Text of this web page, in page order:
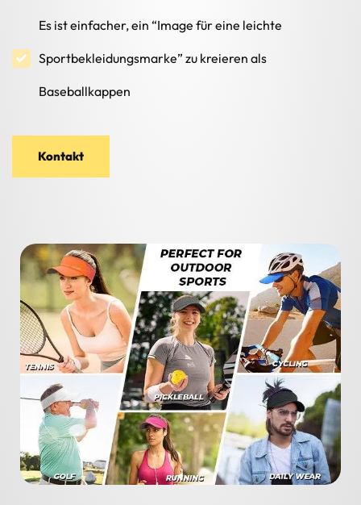
Es ist einfacher, ein “Image für eine leichte
Sportbekleidungsmarke” zu kreieren als
Baseballkappen
Kontakt